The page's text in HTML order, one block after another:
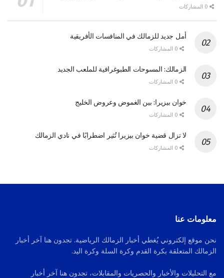
أمل جديد للزمالك في المنافسات الأفريقية
الزمالك: المسوحات الطبوغرافية للملعب الجديد
خوان بيزيرا: بين الغموض وعروض الخليج
لا تزال قضية خوان بيزيرا تُثير اضطرابًا في نادي الزمالك
معلومات عنا
نحن موقع إلكتروني يُغطي أخبار الزمالك الرياضية. تجدون هنا آخر أخبار
الزمالك المتعلقة بكرة القدم وكرة السلة وكرة اليد.
مع التحليلات والأخبار والحصريات والمقابلات، تجدون هنا آخر أخبار